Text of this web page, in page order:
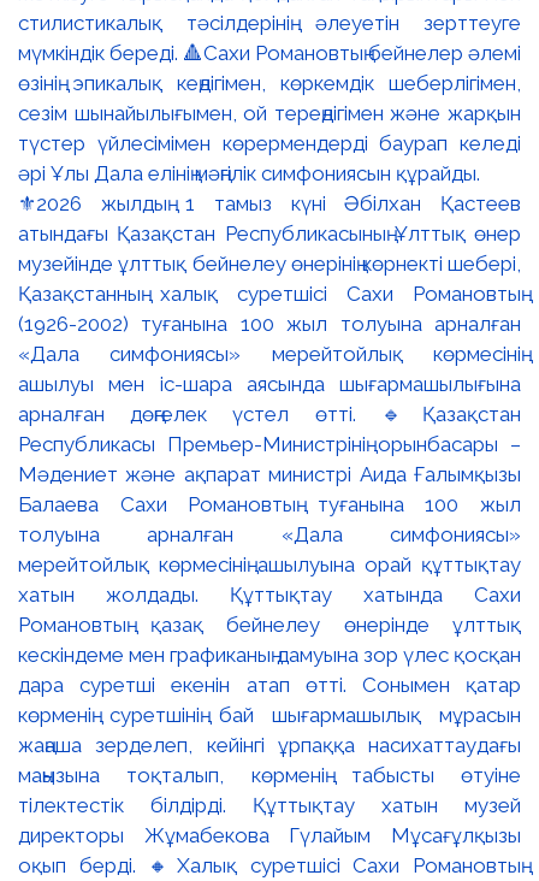
⚜️2026 жылдың 1 тамыз күні Әбілхан Қастеев
атындағы Қазақстан Республикасының Ұлттық өнер
музейінде ұлттық бейнелеу өнерінің көрнекті шебері,
Қазақстанның халық суретшісі Сахи Романовтың
(1926-2002) туғанына 100 жыл толуына арналған
«Дала симфониясы» мерейтойлық көрмесінің
ашылуы мен іс-шара аясында шығармашылығына
арналған дөңгелек үстел өтті. 🔹Қазақстан
Республикасы Премьер-Министрінің орынбасары –
Мәдениет және ақпарат министрі Аида Ғалымқызы
Балаева Сахи Романовтың туғанына 100 жыл
толуына арналған «Дала симфониясы»
мерейтойлық көрмесінің ашылуына орай құттықтау
хатын жолдады. Құттықтау хатында Сахи
Романовтың қазақ бейнелеу өнерінде ұлттық
кескіндеме мен графиканың дамуына зор үлес қосқан
дара суретші екенін атап өтті. Сонымен қатар
көрменің суретшінің бай шығармашылық мұрасын
жаңаша зерделеп, кейінгі ұрпаққа насихаттаудағы
маңызына тоқталып, көрменің табысты өтуіне
тілектестік білдірді. Құттықтау хатын музей
директоры Жұмабекова Гүлайым Мұсағұлқызы
оқып берді. 🔸Халық суретшісі Сахи Романовтың